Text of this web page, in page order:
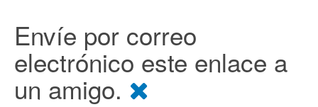
Envíe por correo
electrónico este enlace a
un amigo.